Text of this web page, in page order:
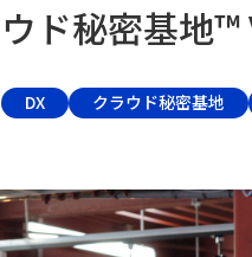
ウド秘密基地™
DX クラウド秘密基地